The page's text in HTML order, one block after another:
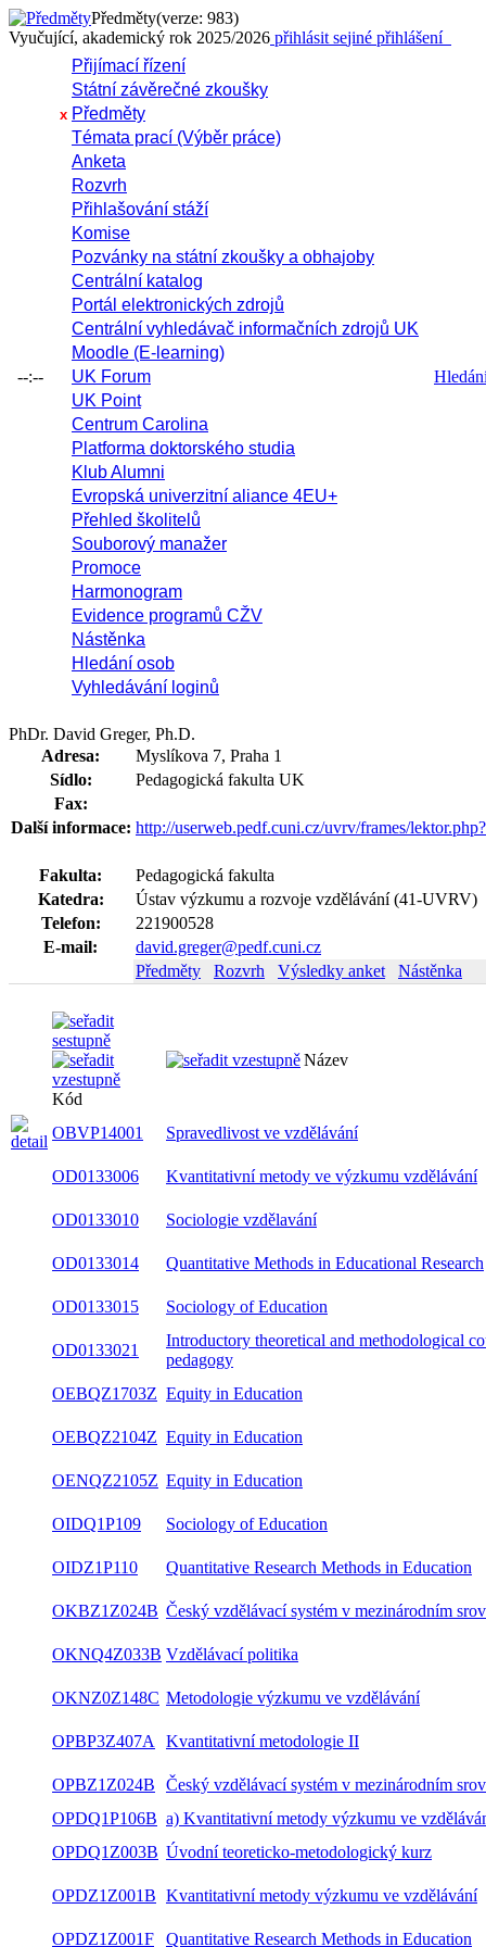
Předměty(verze: 983)
Vyučující, akademický rok 2025/2026 přihlásit sejiné přihlášení
--:--
Přijímací řízení
Státní závěrečné zkoušky
x Předměty
Témata prací (Výběr práce)
Anketa
Rozvrh
Přihlašování stáží
Komise
Pozvánky na státní zkoušky a obhajoby
Centrální katalog
Portál elektronických zdrojů
Centrální vyhledávač informačních zdrojů UK
Moodle (E-learning)
UK Forum
UK Point
Centrum Carolina
Platforma doktorského studia
Klub Alumni
Evropská univerzitní aliance 4EU+
Přehled školitelů
Souborový manažer
Promoce
Harmonogram
Evidence programů CŽV
Nástěnka
Hledání osob
Vyhledávání loginů
PhDr. David Greger, Ph.D.
Adresa:
Myslíkova 7, Praha 1
Sídlo:
Pedagogická fakulta UK
Fax:
Další informace: http://userweb.pedf.cuni.cz/uvrv/frames/
Fakulta:
Pedagogická fakulta
Katedra:
Ústav výzkumu a rozvoje vzdělávání (41-UVRV)
Telefon:
221900528
E-mail:
david.greger@pedf.cuni.cz
Předměty
Rozvrh Výsledky anket Nástěnka
Kód
Název
OBVP14001 Spravedlivost ve vzdělávání
OD0133006 Kvantitativní metody ve výzkumu vzdělávání
OD0133010 Sociologie vzdělavání
OD0133014 Quantitative Methods in Educational Research
OD0133015 Sociology of Education
OD0133021
Introductory theoretical and methodological
pedagogy
OEBQZ1703Z Equity in Education
OEBQZ2104Z Equity in Education
OENQZ2105Z Equity in Education
OIDQ1P109 Sociology of Education
OIDZ1P110 Quantitative Research Methods in Education
OKBZ1Z024B Český vzdělávací systém v mezinárodním
OKNQ4Z033B Vzdělávací politika
OKNZ0Z148C Metodologie výzkumu ve vzdělávání
OPBP3Z407A Kvantitativní metodologie II
OPBZ1Z024B
Český vzdělávací systém v mezinárodním
OPDQ1P106B a) Kvantitativní metody výzkumu ve
OPDQ1Z003B Úvodní teoreticko-metodologický kurz
OPDZ1Z001B Kvantitativní metody výzkumu ve vzdělávání
OPDZ1Z001F Quantitative Research Methods in Education